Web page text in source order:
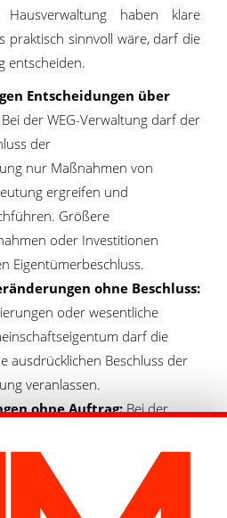
haben klare
praktisch sinnvoll wäre, darf die
entscheiden.
Entscheidungen über
Bei der WEG-Verwaltung darf der
der
nur Maßnahmen von
ergreifen und
Größere
oder Investitionen
Eigentümerbeschluss.
ohne Beschluss:
oder wesentliche
darf die
ausdrücklichen Beschluss der
veranlassen.
ohne Auftrag:Bei der
sie dazu im Verwaltervertrag
Eigentümer sie ausdrücklich